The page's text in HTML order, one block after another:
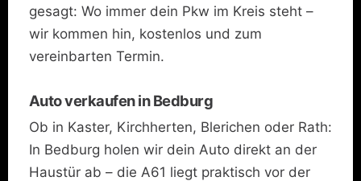
gesagt: Wo immer dein Pkw im Kreis steht –
wir kommen hin, kostenlos und zum
vereinbarten Termin.
Auto verkaufen in Bedburg
Ob in Kaster, Kirchherten, Blerichen oder Rath:
In Bedburg holen wir dein Auto direkt an der
Haustür ab – die A61 liegt praktisch vor der